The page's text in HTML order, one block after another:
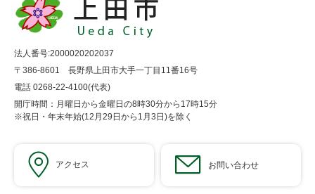
法人番号:2000020202037
〒386-8601 長野県上田市大手一丁目11番16号
電話 0268-22-4100(代表)
開庁時間：月曜日から金曜日の8時30分から17時15分
※祝日・年末年始(12月29日から1月3日)を除く
アクセス お問い合わせ